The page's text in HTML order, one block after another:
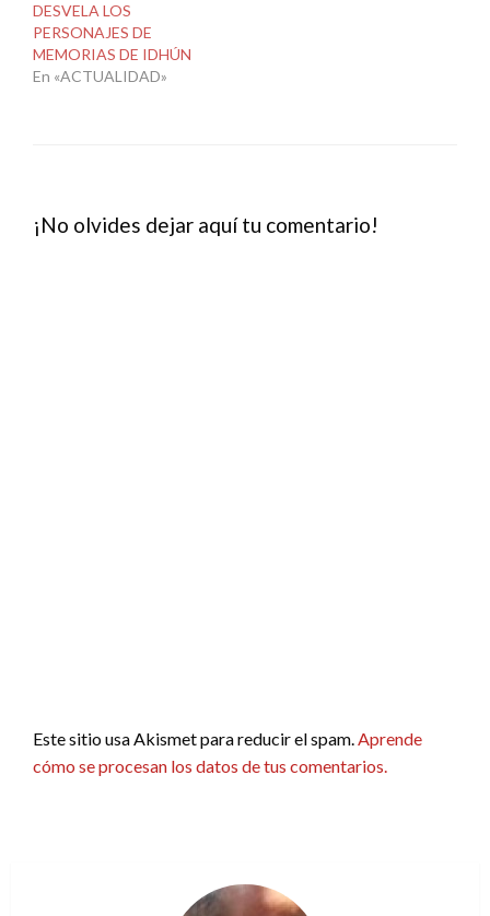
DESVELA LOS
PERSONAJES DE
MEMORIAS DE IDHÚN
En «ACTUALIDAD»
¡No olvides dejar aquí tu comentario!
Este sitio usa Akismet para reducir el spam.Aprende
cómo se procesan los datos de tus comentarios.